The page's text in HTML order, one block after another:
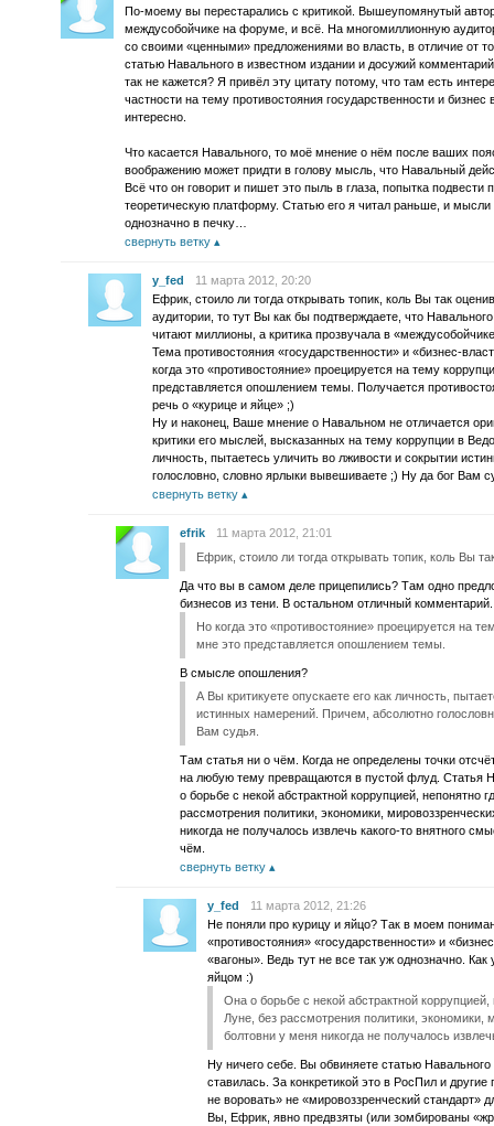
По-моему вы перестарались с критикой. Вышеупомянутый
междусобойчике на форуме, и всё. На многомиллионную
со своими «ценными» предложениями во власть, в отличие от
статью Навального в известном издании и досужий
так не кажется? Я привёл эту цитату потому, что там есть
частности на тему противостояния государственности и
интересно.
Что касается Навального, то моё мнение о нём после ваших
воображению может придти в голову мысль, что Навальный
Всё что он говорит и пишет это пыль в глаза, попытка
теоретическую платформу. Статью его я читал раньше, и
однозначно в печку…
свернуть ветку
y_fed
11 марта 2012, 20:20
Ефрик, стоило ли тогда открывать топик, коль Вы так
аудитории, то тут Вы как бы подтверждаете, что
читают миллионы, а критика прозвучала в
Тема противостояния «государственности» и «бизнес-
когда это «противостояние» проецируется на тему
представляется опошлением темы. Получается
речь о «курице и яйце» ;)
Ну и наконец, Ваше мнение о Навальном не отличается
критики его мыслей, высказанных на тему коррупции в
личность, пытаетесь уличить во лживости и сокрытии
голословно, словно ярлыки вывешиваете ;) Ну да бог Вам
свернуть ветку
efrik
11 марта 2012, 21:01
Ефрик, стоило ли тогда открывать топик, коль Вы
Да что вы в самом деле прицепились? Там одно
бизнесов из тени. В остальном отличный комментарий.
Но когда это «противостояние» проецируется на
мне это представляется опошлением темы.
В смысле опошления?
А Вы критикуете опускаете его как личность,
истинных намерений. Причем, абсолютно
Вам судья.
Там статья ни о чём. Когда не определены точки
на любую тему превращаются в пустой флуд. Статья
о борьбе с некой абстрактной коррупцией, непонятно
рассмотрения политики, экономики,
никогда не получалось извлечь какого-то внятного
чём.
свернуть ветку
y_fed
11 марта 2012, 21:26
Не поняли про курицу и яйцо? Так в моем
«противостояния» «государственности» и
«вагоны». Ведь тут не все так уж однозначно.
яйцом :)
Она о борьбе с некой абстрактной
Луне, без рассмотрения политики, экономики,
болтовни у меня никогда не получалось
Ну ничего себе. Вы обвиняете статью Навального
ставилась. За конкретикой это в РосПил и
не воровать» не «мировоззренческий стандарт»
Вы, Ефрик, явно предвзяты (или зомбированы